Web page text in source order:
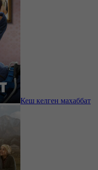
Кеш келген махаббат